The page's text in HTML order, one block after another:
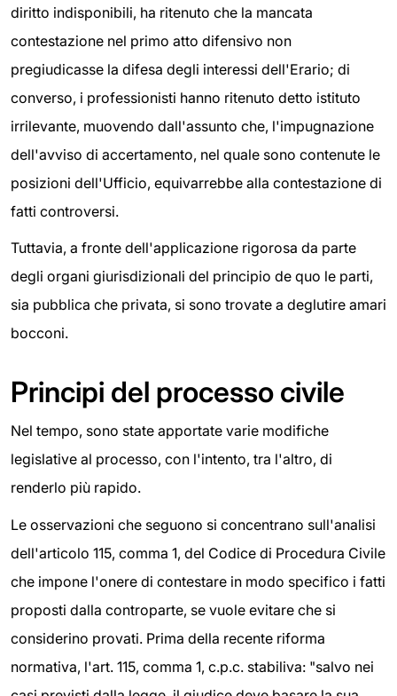
diritto indisponibili, ha ritenuto che la mancata
contestazione nel primo atto difensivo non
pregiudicasse la difesa degli interessi dell'Erario; di
converso, i professionisti hanno ritenuto detto istituto
irrilevante, muovendo dall'assunto che, l'impugnazione
dell'avviso di accertamento, nel quale sono contenute le
posizioni dell'Ufficio, equivarrebbe alla contestazione di
fatti controversi.
Tuttavia, a fronte dell'applicazione rigorosa da parte
degli organi giurisdizionali del principio de quo le parti,
sia pubblica che privata, si sono trovate a deglutire amari
bocconi.
Principi del processo civile
Nel tempo, sono state apportate varie modifiche
legislative al processo, con l'intento, tra l'altro, di
renderlo più rapido.
Le osservazioni che seguono si concentrano sull'analisi
dell'articolo 115, comma 1, del Codice di Procedura Civile
che impone l'onere di contestare in modo specifico i fatti
proposti dalla controparte, se vuole evitare che si
considerino provati. Prima della recente riforma
normativa, l'art. 115, comma 1, c.p.c. stabiliva: "salvo nei